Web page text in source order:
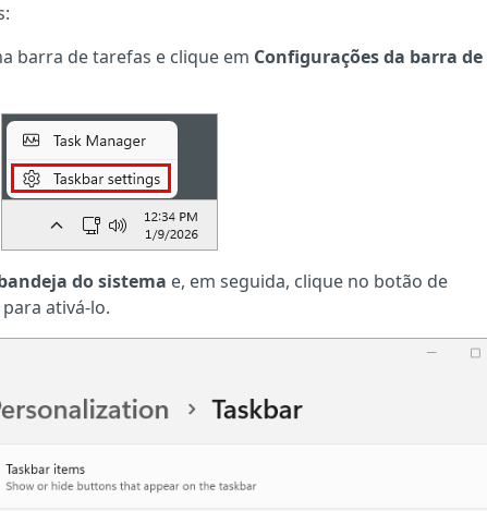
barra de tarefas e clique em Configurações da barra de
do sistema e, em seguida, clique no botão de
para ativá-lo.